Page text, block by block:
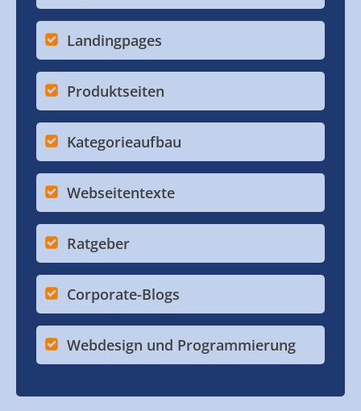
Landingpages
Produktseiten
Kategorieaufbau
Webseitentexte
Ratgeber
Corporate-Blogs
Webdesign und Programmierung